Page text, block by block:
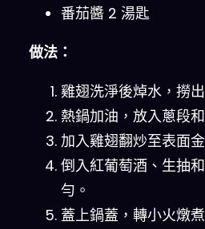
番茄醬 2 湯匙
做法：
雞翅洗淨後焯水，撈
熱鍋加油，放入蔥段
加入雞翅翻炒至表面金
倒入紅葡萄酒、生抽
勻。
蓋上鍋蓋，轉小火燉